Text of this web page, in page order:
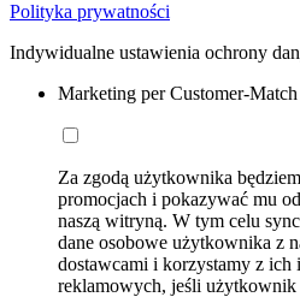
Polityka prywatności
Indywidualne ustawienia ochrony
Marketing per Customer-Match
Za zgodą użytkownika
promocjach i pokazywać mu
naszą witryną. W tym celu
dane osobowe użytkownika z
dostawcami i korzystamy z ich
reklamowych, jeśli użytkownik